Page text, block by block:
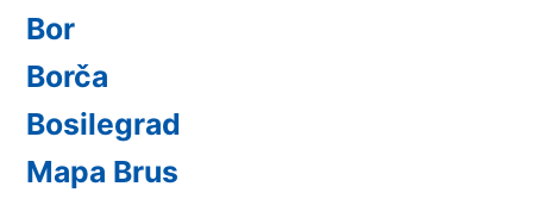
Bor
Borča
Bosilegrad
Mapa Brus